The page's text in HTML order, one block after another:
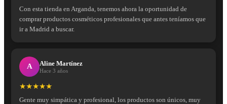
Con esta tienda en Arganda, tenemos ahora la oportunidad de
comprar productos cosméticos profesionales que antes teníamos que
ir a Madrid a buscar.
A Aline Martínez
Hace 3 años
★★★★★
Gente muy simpática y profesional, los productos son únicos, muy